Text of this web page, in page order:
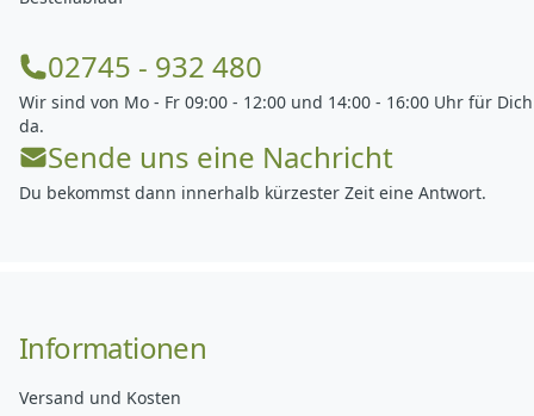
02745 - 932 480
Wir sind von Mo - Fr 09:00 - 12:00 und 14:00 - 16:00 Uhr für Dich
da.
Sende uns eine Nachricht
Du bekommst dann innerhalb kürzester Zeit eine Antwort.
Informationen
Versand und Kosten